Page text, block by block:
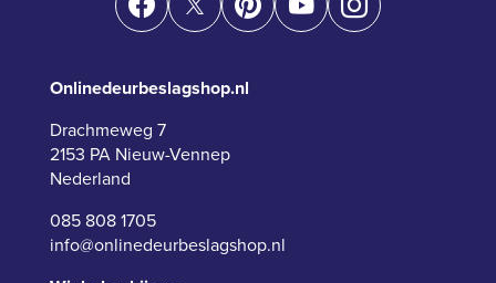
Onlinedeurbeslagshop.nl
Drachmeweg 7
2153 PA Nieuw-Vennep
Nederland
085 808 1705
info@onlinedeurbeslagshop.nl